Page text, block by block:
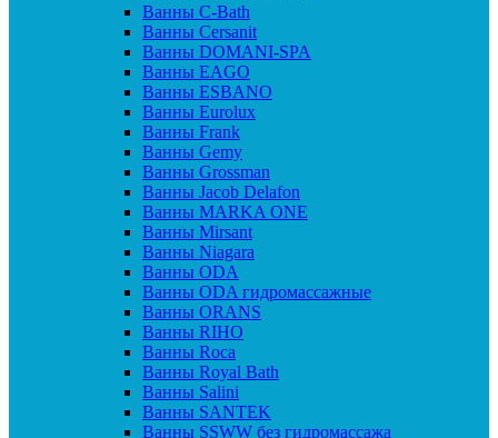
Ванны C-Bath
Ванны Cersanit
Ванны DOMANI-SPA
Ванны EAGO
Ванны ESBANO
Ванны Eurolux
Ванны Frank
Ванны Gemy
Ванны Grossman
Ванны Jacob Delafon
Ванны MARKA ONE
Ванны Mirsant
Ванны Niagara
Ванны ODA
Ванны ODA гидромассажные
Ванны ORANS
Ванны RIHO
Ванны Roca
Ванны Royal Bath
Ванны Salini
Ванны SANTEK
Ванны SSWW без гидромассажа